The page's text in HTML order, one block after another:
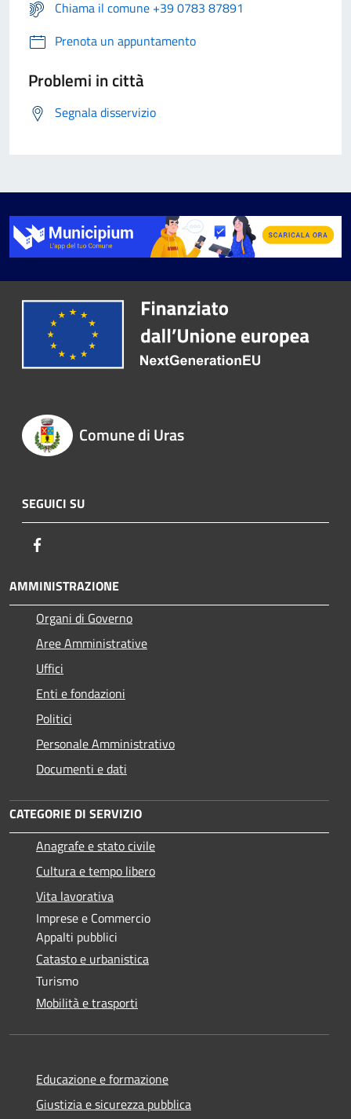
Chiama il comune +39 0783 87891
Prenota un appuntamento
Problemi in città
Segnala disservizio
Comune di Uras
SEGUICI SU
AMMINISTRAZIONE
Organi di Governo
Aree Amministrative
Uffici
Enti e fondazioni
Politici
Personale Amministrativo
Documenti e dati
CATEGORIE DI SERVIZIO
Anagrafe e stato civile
Cultura e tempo libero
Vita lavorativa
Imprese e Commercio
Appalti pubblici
Catasto e urbanistica
Turismo
Mobilità e trasporti
Educazione e formazione
Giustizia e sicurezza pubblica